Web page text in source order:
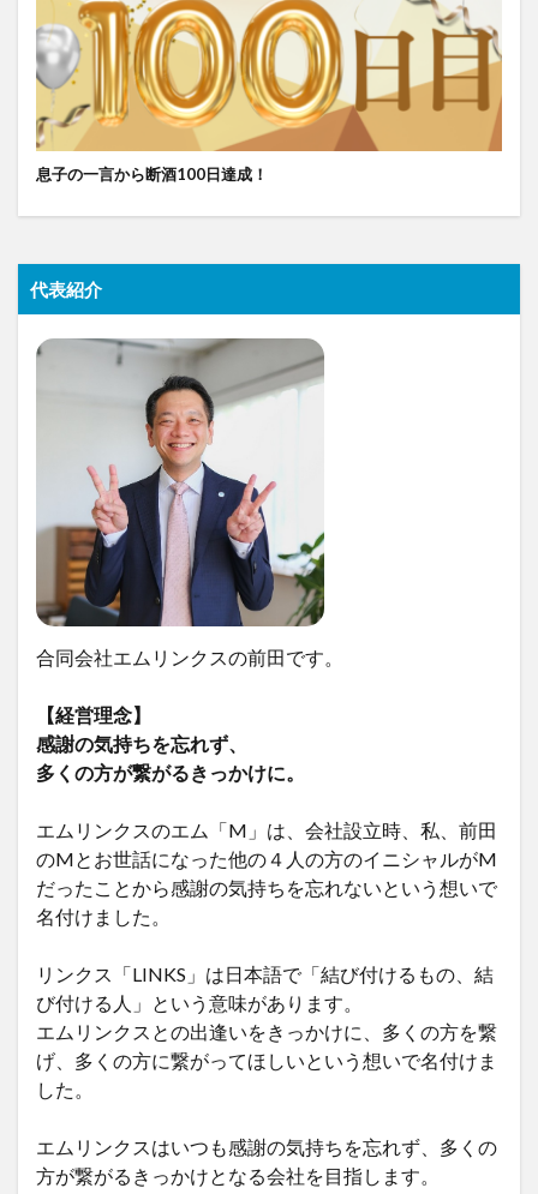
息子の一言から断酒100日達成！
代表紹介
合同会社エムリンクスの前田です。
【経営理念】
感謝の気持ちを忘れず、
多くの方が繋がるきっかけに。
エムリンクスのエム「M」は、会社設立時、私、前田
のMとお世話になった他の４人の方のイニシャルがM
だったことから感謝の気持ちを忘れないという想いで
名付けました。
リンクス「LINKS」は日本語で「結び付けるもの、結
び付ける人」という意味があります。
エムリンクスとの出逢いをきっかけに、多くの方を繋
げ、多くの方に繋がってほしいという想いで名付けま
した。
エムリンクスはいつも感謝の気持ちを忘れず、多くの
方が繋がるきっかけとなる会社を目指します。